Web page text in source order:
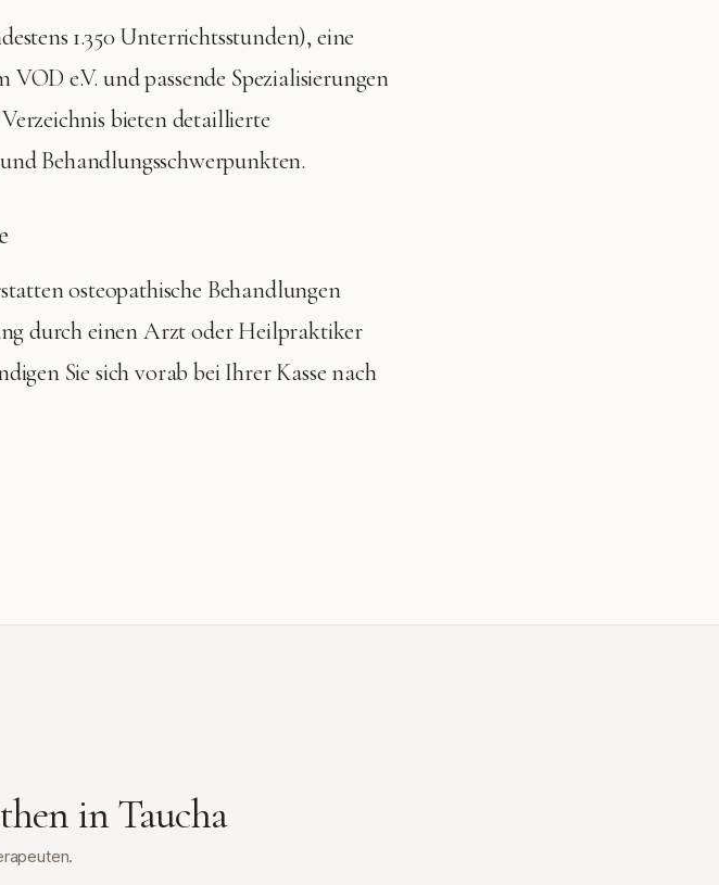
1.350 Unterrichtsstunden), eine
e.V. und passende Spezialisierungen
bieten detaillierte
Behandlungsschwerpunkten.
osteopathische Behandlungen
durch einen Arzt oder Heilpraktiker
Sie sich vorab bei Ihrer Kasse nach
inTaucha